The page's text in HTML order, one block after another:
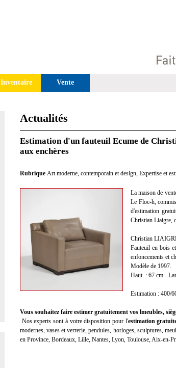
Inventaire Vente
Actualités
Estimation d'un fauteuil Ecume de
aux enchères
Rubrique Art moderne, contemporain et design, Expertise et
La maison de
Le Floc-h,
d'estimation
Christian Liaigre,
Christian
Fauteuil en bois
enfoncements et
Modèle de 1997.
Haut. : 67 cm -
Estimation : 400/
Vous souhaitez faire estimer gratuitement vos lmeubles,
Nos experts sont à votre disposition pour l'estimation
modernes, vases et verrerie, pendules, horloges, sculptures,
en Province, Bordeaux, Lille, Nantes, Lyon, Toulouse, Aix-en-